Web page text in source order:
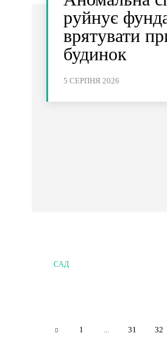
руйнує
врятувати
будинок
5 СЕРПНЯ 2026
САД
1 ... 31 32